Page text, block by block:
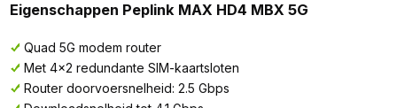
Eigenschappen Peplink MAX HD4 MBX 5G
Quad 5G modem router
Met 4x2 redundante SIM-kaartsloten
Router doorvoersnelheid: 2.5 Gbps